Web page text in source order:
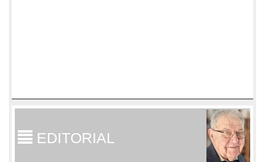
EDITORIAL